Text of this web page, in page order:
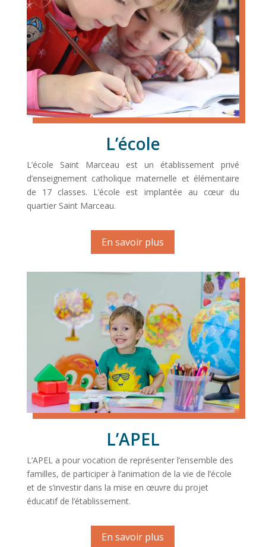
L’école
L’école Saint Marceau est un établissement privé
d’enseignement catholique maternelle et élémentaire
de 17 classes. L’école est implantée au cœur du
quartier Saint Marceau.
En savoir plus
L’APEL
L’APEL a pour vocation de représenter l’ensemble des
familles, de participer à l’animation de la vie de l’école
et de s’investir dans la mise en œuvre du projet
éducatif de l’établissement.
En savoir plus